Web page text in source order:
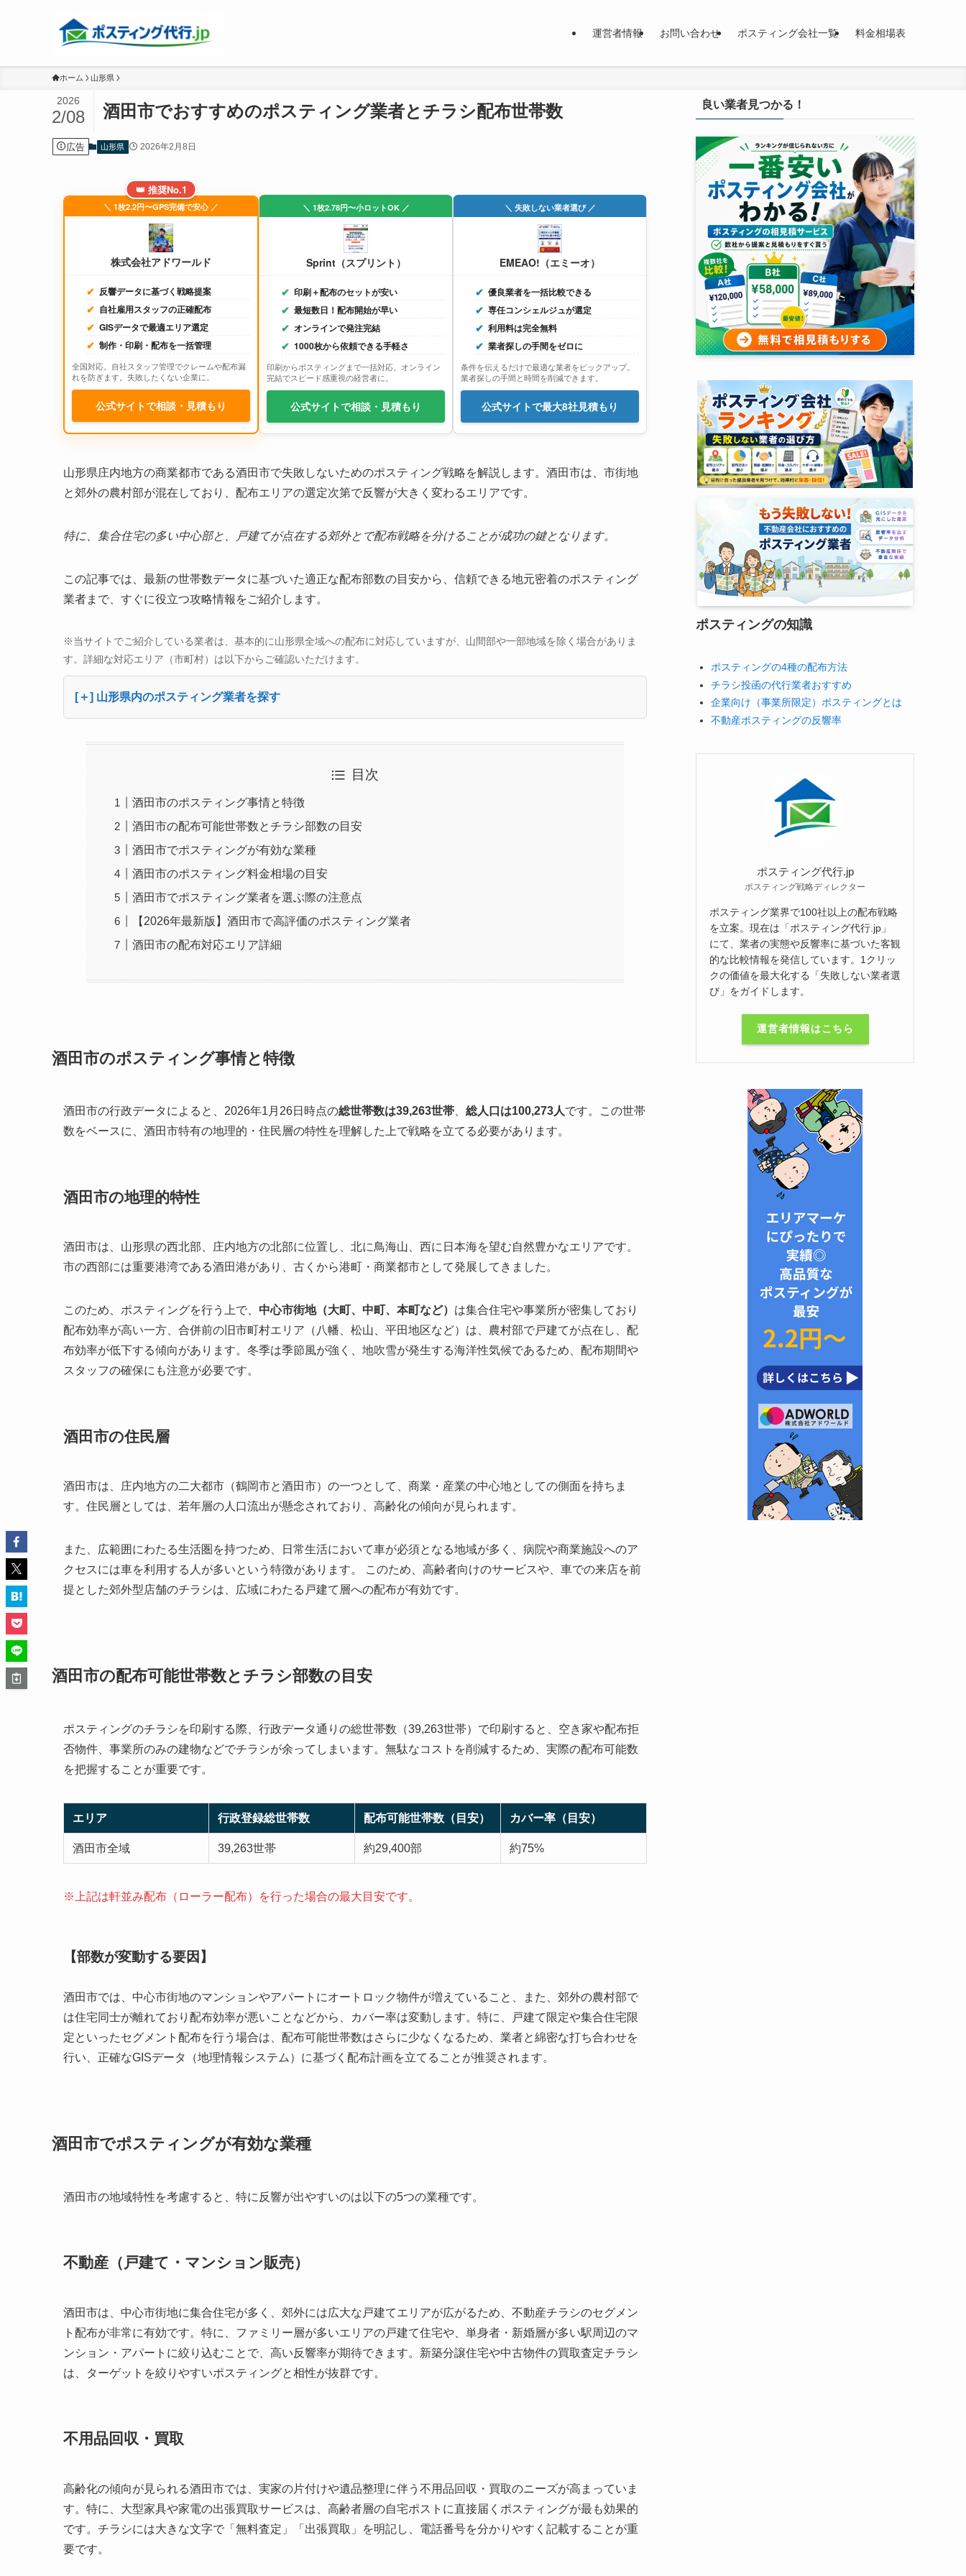
運営者情報 お問い合わせ ポスティング会社一覧 料金相場表
ホーム 山形県
酒田市でおすすめのポスティング業者とチラシ配布世帯数
2026
2/08
広告 山形県 2026年2月8日
👑 推奨No.1
＼ 1枚2.2円〜GPS完備で安心 ／
株式会社アドワールド
反響データに基づく戦略提案
自社雇用スタッフの正確配布
GISデータで最適エリア選定
制作・印刷・配布を一括管理
全国対応。自社スタッフ管理でクレームや配布漏
れを防ぎます。失敗したくない企業に。
公式サイトで相談・見積もり
＼ 1枚2.78円〜小ロットOK ／
Sprint（スプリント）
印刷＋配布のセットが安い
最短数日！配布開始が早い
オンラインで発注完結
1000枚から依頼できる手軽さ
印刷からポスティングまで一括対応。オンライン
完結でスピード感重視の経営者に。
公式サイトで相談・見積もり
＼ 失敗しない業者選び ／
EMEAO!（エミーオ）
優良業者を一括比較できる
専任コンシェルジュが選定
利用料は完全無料
業者探しの手間をゼロに
条件を伝えるだけで最適な業者をピックアップ。
業者探しの手間と時間を削減できます。
公式サイトで最大8社見積もり
山形県庄内地方の商業都市である酒田市で失敗しないためのポスティング戦略を解説します。酒田市は、市街地
と郊外の農村部が混在しており、配布エリアの選定次第で反響が大きく変わるエリアです。
特に、集合住宅の多い中心部と、戸建てが点在する郊外とで配布戦略を分けることが成功の鍵となります。
この記事では、最新の世帯数データに基づいた適正な配布部数の目安から、信頼できる地元密着のポスティング
業者まで、すぐに役立つ攻略情報をご紹介します。
※当サイトでご紹介している業者は、基本的に山形県全域への配布に対応していますが、山間部や一部地域を除く場合がありま
す。詳細な対応エリア（市町村）は以下からご確認いただけます。
[＋] 山形県内のポスティング業者を探す
目次
酒田市のポスティング事情と特徴
酒田市の配布可能世帯数とチラシ部数の目安
酒田市でポスティングが有効な業種
酒田市のポスティング料金相場の目安
酒田市でポスティング業者を選ぶ際の注意点
【2026年最新版】酒田市で高評価のポスティング業者
酒田市の配布対応エリア詳細
酒田市のポスティング事情と特徴
酒田市の行政データによると、2026年1月26日時点の総世帯数は39,263世帯、 総人口は100,273人です。この世帯
数をベースに、酒田市特有の地理的・住民層の特性を理解した上で戦略を立てる必要があります。
酒田市の地理的特性
酒田市は、山形県の西北部、庄内地方の北部に位置し、北に鳥海山、西に日本海を望む自然豊かなエリアです。
市の西部には重要港湾である酒田港があり、古くから港町・商業都市として発展してきました。
このため、ポスティングを行う上で、 中心市街地（大町、中町、本町など） は集合住宅や事業所が密集しており
配布効率が高い一方、合併前の旧市町村エリア（八幡、松山、平田地区など）は、農村部で戸建てが点在し、配
布効率が低下する傾向があります。冬季は季節風が強く、地吹雪が発生する海洋性気候であるため、配布期間や
スタッフの確保にも注意が必要です。
酒田市の住民層
酒田市は、庄内地方の二大都市（鶴岡市と酒田市）の一つとして、商業・産業の中心地としての側面を持ちま
す。住民層としては、若年層の人口流出が懸念されており、高齢化の傾向が見られます。
また、広範囲にわたる生活圏を持つため、日常生活において車が必須となる地域が多く、病院や商業施設へのア
クセスには車を利用する人が多いという特徴があります。 このため、高齢者向けのサービスや、車での来店を前
提とした郊外型店舗のチラシは、広域にわたる戸建て層への配布が有効です。
酒田市の配布可能世帯数とチラシ部数の目安
ポスティングのチラシを印刷する際、行政データ通りの総世帯数（39,263世帯）で印刷すると、空き家や配布拒
否物件、事業所のみの建物などでチラシが余ってしまいます。無駄なコストを削減するため、実際の配布可能数
を把握することが重要です。
エリア 行政登録総世帯数 配布可能世帯数（目安） カバー率（目安）
酒田市全域 39,263世帯 約29,400部 約75%
※上記は軒並み配布（ローラー配布）を行った場合の最大目安です。
【部数が変動する要因】
酒田市では、中心市街地のマンションやアパートにオートロック物件が増えていること、また、郊外の農村部で
は住宅同士が離れており配布効率が悪いことなどから、カバー率は変動します。特に、戸建て限定や集合住宅限
定といったセグメント配布を行う場合は、配布可能世帯数はさらに少なくなるため、業者と綿密な打ち合わせを
行い、正確なGISデータ（地理情報システム）に基づく配布計画を立てることが推奨されます。
酒田市でポスティングが有効な業種
酒田市の地域特性を考慮すると、特に反響が出やすいのは以下の5つの業種です。
不動産（戸建て・マンション販売）
酒田市は、中心市街地に集合住宅が多く、郊外には広大な戸建てエリアが広がるため、不動産チラシのセグメン
ト配布が非常に有効です。特に、ファミリー層が多いエリアの戸建て住宅や、単身者・新婚層が多い駅周辺のマ
ンション・アパートに絞り込むことで、高い反響率が期待できます。新築分譲住宅や中古物件の買取査定チラシ
は、ターゲットを絞りやすいポスティングと相性が抜群です。
不用品回収・買取
高齢化の傾向が見られる酒田市では、実家の片付けや遺品整理に伴う不用品回収・買取のニーズが高まっていま
す。特に、大型家具や家電の出張買取サービスは、高齢者層の自宅ポストに直接届くポスティングが最も効果的
です。チラシには大きな文字で「無料査定」「出張買取」を明記し、電話番号を分かりやすく記載することが重
要です。
良い業者見つかる！
ポスティングの知識
ポスティングの4種の配布方法
チラシ投函の代行業者おすすめ
企業向け（事業所限定）ポスティングとは
不動産ポスティングの反響率
ポスティング代行.jp
ポスティング戦略ディレクター
ポスティング業界で100社以上の配布戦略
を立案。現在は「ポスティング代行.jp」
にて、業者の実態や反響率に基づいた客観
的な比較情報を発信しています。1クリッ
クの価値を最大化する「失敗しない業者選
び」をガイドします。
運営者情報はこちら